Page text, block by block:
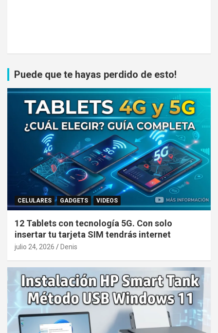
Puede que te hayas perdido de esto!
CELULARES GADGETS VIDEOS
12 Tablets con tecnología 5G. Con solo
insertar tu tarjeta SIM tendrás internet
julio 24, 2026 Denis